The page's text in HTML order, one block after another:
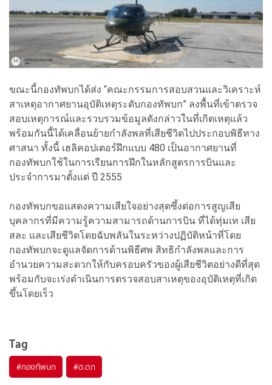
ขณะนี้กองทัพบกได้ส่ง “คณะกรรมการสอบสวนและวิเคราะห์
สาเหตุอากาศยานอุบัติเหตุระดับกองทัพบก” ลงพื้นที่เข้าตรวจ
สอบเหตุการณ์และรวบรวมข้อมูลดังกล่าวในที่เกิดเหตุแล้ว
พร้อมกันนี้ได้เคลื่อนย้ายกำลังพลที่เสียชีวิตไปประกอบพิธีทาง
ศาสนา ทั้งนี้ เฮลิคอปเตอร์ฝึกแบบ 480 เป็นอากาศยานที่
กองทัพบกใช้ในการเรียนการฝึกในหลักสูตรการบินและ
ประจำการมาตั้งแต่ ปี 2555
กองทัพบกขอแสดงความเสียใจอย่างสุดซึ้งต่อการสูญเสีย
บุคลากรที่มีความรู้ความสามารถด้านการบิน ที่ได้ทุ่มเท เสีย
สละ และเสียชีวิตโดยฉับพลันในระหว่างปฏิบัติหน้าที่โดย
กองทัพบกจะดูแลจัดการด้านพิธีศพ สิทธิกำลังพลและการ
อำนวยความสะดวกให้กับครอบครัวของผู้เสียชีวิตอย่างดีที่สุด
พร้อมกับจะเร่งดำเนินการตรวจสอบสาเหตุของอุบัติเหตุที่เกิด
ขึ้นโดยเร็ว
Tag
#กองทัพบก #ฮ.ตก